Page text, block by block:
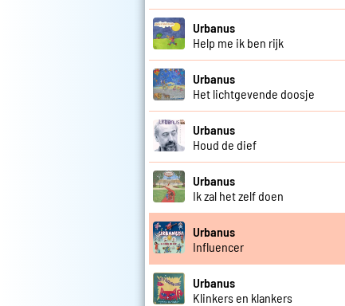
Urbanus
Help me ik ben rijk
Urbanus
Het lichtgevende doosje
Urbanus
Houd de dief
Urbanus
Ik zal het zelf doen
Urbanus
Influencer
Urbanus
Klinkers en klankers